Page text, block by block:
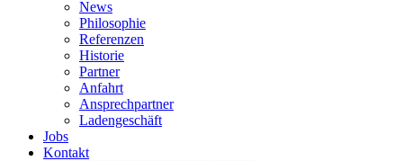
News
Philosophie
Referenzen
Historie
Partner
Anfahrt
Ansprechpartner
Ladengeschäft
Jobs
Kontakt